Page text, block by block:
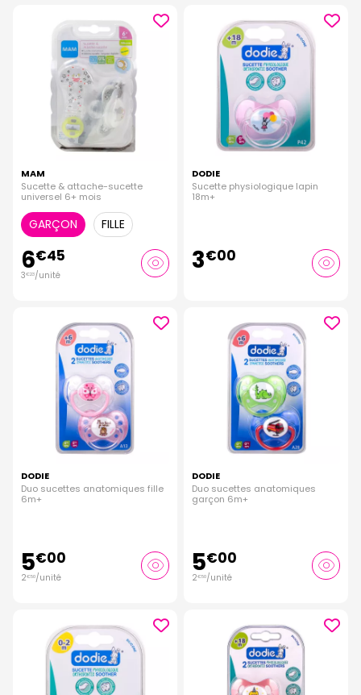
MAM
Sucette & attache-sucette
universel 6+ mois
GARÇON FILLE
6€45
3€23/unité
DODIE
Sucette physiologique lapin
18m+
3€00
DODIE
Duo sucettes anatomiques fille
6m+
5€00
2€50/unité
DODIE
Duo sucettes anatomiques
garçon 6m+
5€00
2€50/unité